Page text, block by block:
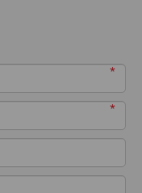
*
*